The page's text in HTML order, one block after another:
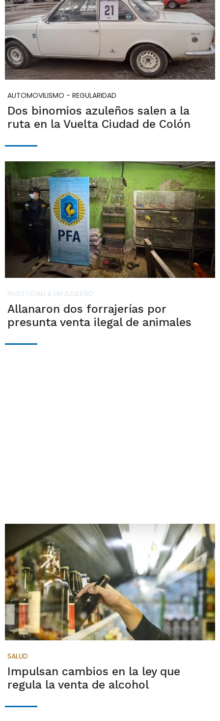
AUTOMOVILISMO - REGULARIDAD
Dos binomios azuleños salen a la
ruta en la Vuelta Ciudad de Colón
INVESTIGAN A UN AZULEÑO
Allanaron dos forrajerías por
presunta venta ilegal de animales
SALUD
Impulsan cambios en la ley que
regula la venta de alcohol